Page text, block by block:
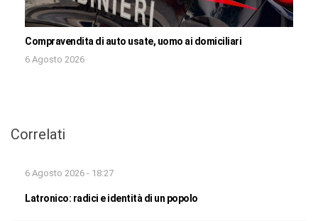
Compravendita di auto usate, uomo ai domiciliari
6 Agosto 2026
Correlati
6 Agosto 2026 - 18:27
Latronico: radici e identità di un popolo